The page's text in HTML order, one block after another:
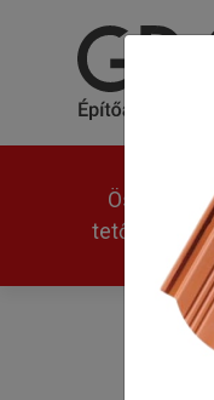
Összes
tetőcserép